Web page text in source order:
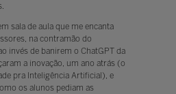
sala de aula que me encanta
na contramão do
invés de banirem o ChatGPT da
a inovação, um ano atrás (o
pra Inteligência Artificial), e
os alunos pediam as